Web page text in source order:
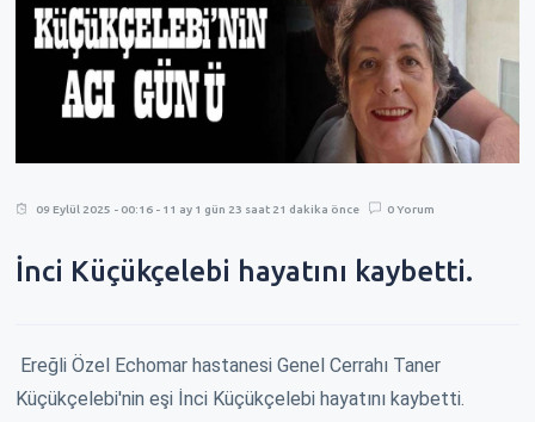
09 Eylül 2025 - 00:16 - 11 ay 1 gün 23 saat 21 dakika önce 0 Yorum
İnci Küçükçelebi hayatını kaybetti.
Ereğli Özel Echomar hastanesi Genel Cerrahı Taner
Küçükçelebi'nin eşi İnci Küçükçelebi hayatını kaybetti.